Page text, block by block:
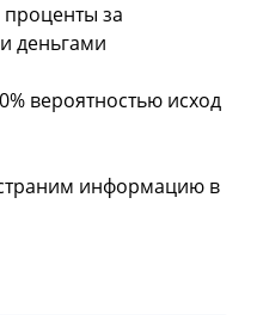
за
деньгами
вероятностью исход
информацию в